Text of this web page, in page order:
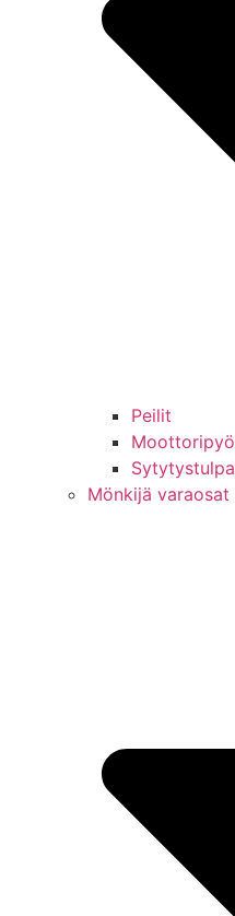
Peilit
Mönkijä varaosat